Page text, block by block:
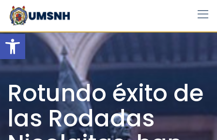
Open toolbar
Skip
content
Rotundo éxito de
las Rodadas